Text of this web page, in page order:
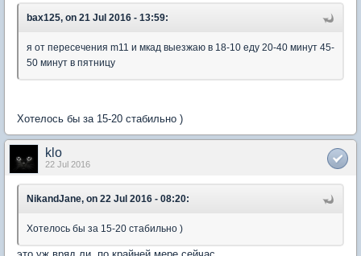
bax125, on 21 Jul 2016 - 13:59:
я от пересечения m11 и мкад выезжаю в 18-10 еду 20-40 минут 45-
50 минут в пятницу
Хотелось бы за 15-20 стабильно )
klo
22 Jul 2016
NikandJane, on 22 Jul 2016 - 08:20:
Хотелось бы за 15-20 стабильно )